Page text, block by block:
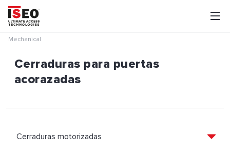
Mechanical
Cerraduras para puertas
acorazadas